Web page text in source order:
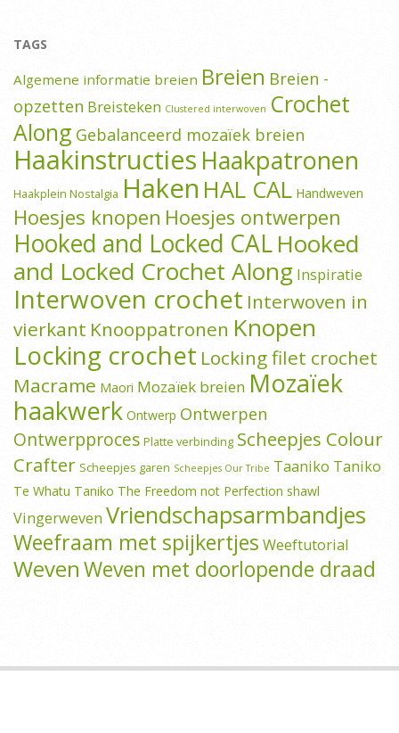
TAGS
Algemene informatie breien Breien Breien -
opzetten Breisteken Clustered interwoven Crochet
Along Gebalanceerd mozaïek breien
Haakinstructies Haakpatronen
Haakplein Nostalgia Haken HAL CAL Handweven
Hoesjes knopen Hoesjes ontwerpen
Hooked and Locked CALHooked
and Locked Crochet Along Inspiratie
Interwoven crochet Interwoven in
vierkant Knooppatronen Knopen
Locking crochet Locking filet crochet
Macrame Maori Mozaïek breien Mozaïek
haakwerk Ontwerp Ontwerpen
Ontwerpproces Platte verbinding Scheepjes Colour
Crafter Scheepjes garen Scheepjes Our Tribe Taaniko Taniko
Te Whatu Taniko The Freedom not Perfection shawl
Vingerweven Vriendschapsarmbandjes
Weefraam met spijkertjes Weeftutorial
WevenWeven met doorlopende draad